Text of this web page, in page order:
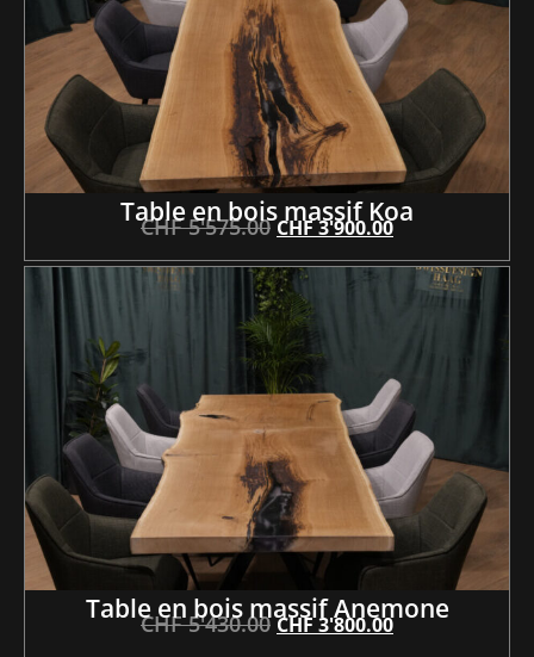
Table en bois massif Koa
CHF5'575.00 CHF3'900.00
Table en bois massif Anemone
CHF5'430.00 CHF3'800.00